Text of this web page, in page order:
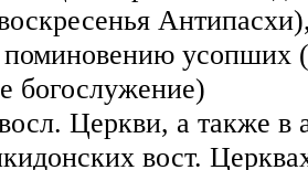
усопших
богослужение)
Церкви, а также в
вост.